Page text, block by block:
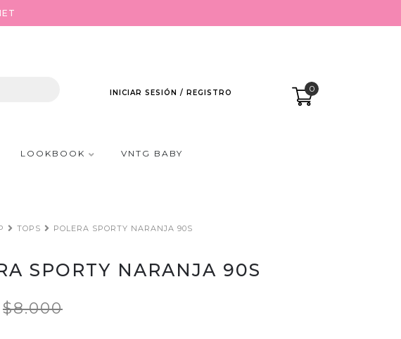
INICIAR SESIÓN / REGISTRO 0
LOOKBOOK VNTG BABY
TOPS POLERA SPORTY NARANJA 90S
SPORTY NARANJA 90S
$8.000